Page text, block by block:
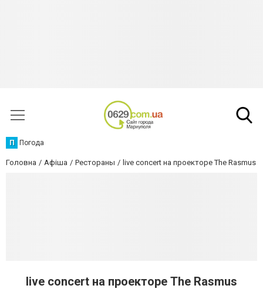
П Погода
Головна Афіша Рестораны live concert на проекторе The Rasmus
live concert на проекторе The Rasmus